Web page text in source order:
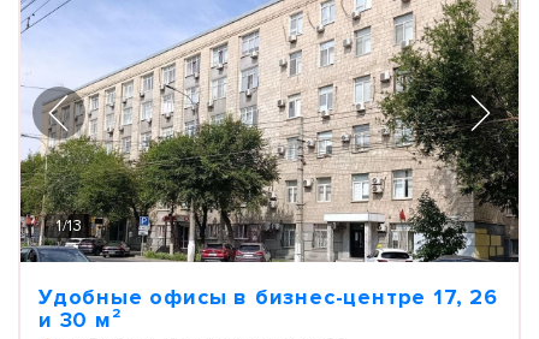
1/13
Удобные офисы в бизнес-центре 17, 26
и 30 м²